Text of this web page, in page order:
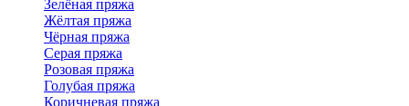
Зелёная пряжа
Жёлтая пряжа
Чёрная пряжа
Серая пряжа
Розовая пряжа
Голубая пряжа
Коричневая пряжа